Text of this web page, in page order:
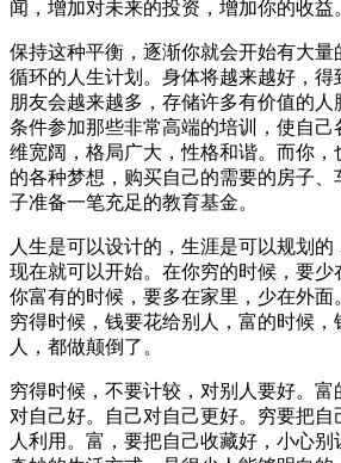
闻，增加对未来的投资，增加你的收益
保持这种平衡，逐渐你就会开始有大量
循环的人生计划。身体将越来越好，得
朋友会越来越多，存储许多有价值的
条件参加那些非常高端的培训，使自己
维宽阔，格局广大，性格和谐。而你，
的各种梦想，购买自己的需要的房子
子准备一笔充足的教育基金。
人生是可以设计的，生涯是可以规划的
现在就可以开始。在你穷的时候，要少
你富有的时候，要多在家里，少在外面
穷得时候，钱要花给别人，富的时候，
人，都做颠倒了。
穷得时候，不要计较，对别人要好。富
对自己好。自己对自己更好。穷要把自
人利用。富，要把自己收藏好，小心